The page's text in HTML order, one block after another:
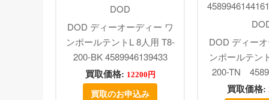
DOD
DOD ディーオーディー ワ
ンポールテントL 8人用 T8-
200-BK 4589946139433
買取価格: 12200円
買取のお申込み
DOD ディー
ンポールテン
200-TN
買取価格: